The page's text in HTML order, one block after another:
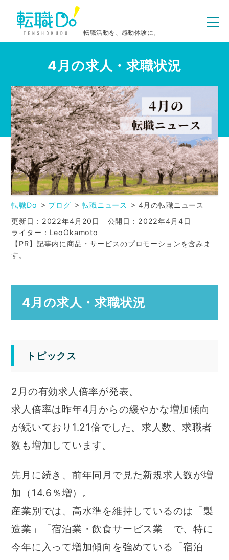
転職活動を、感動体験に。
4月の求人・求職状況
転職Do ブログ 転職ニュース
4月の転職ニュース
更新日：2022年4月20日
公開日：2022年4月4日
ライター：LeoOkamoto
【PR】記事内に商品・サービスのプロモーションを含みま
す。
4月の求人・求職状況
トピックス
2月の有効求人倍率が発表。
求人倍率は昨年4月からの緩やかな増加傾向
が続いており1.21倍でした。求人数、求職者
数も増加しています。
先月に続き、前年同月で見た新規求人数が増
加（14.6％増）。
産業別では、高水準を維持しているのは「製
造業」「宿泊業・飲食サービス業」で、特に
今年に入って増加傾向を強めている「宿泊